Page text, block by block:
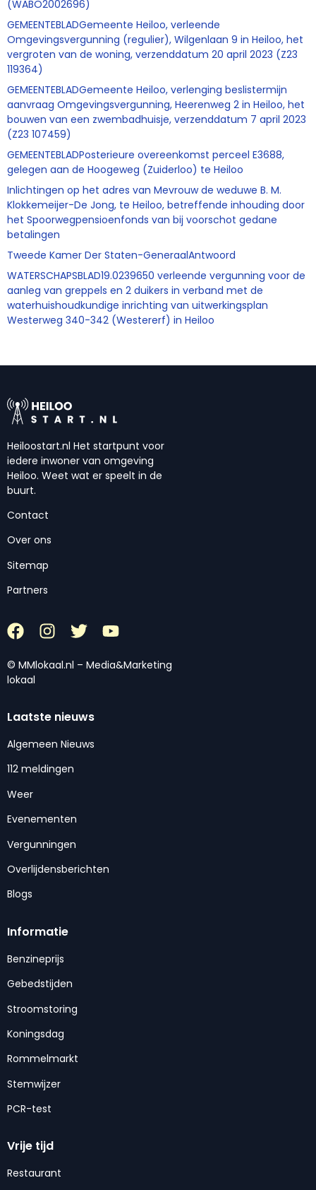
(WABO2002696)
GEMEENTEBLADGemeente Heiloo, verleende
Omgevingsvergunning (regulier), Wilgenlaan 9 in Heiloo, het
vergroten van de woning, verzenddatum 20 april 2023 (Z23
119364)
GEMEENTEBLADGemeente Heiloo, verlenging beslistermijn
aanvraag Omgevingsvergunning, Heerenweg 2 in Heiloo, het
bouwen van een zwembadhuisje, verzenddatum 7 april 2023
(Z23 107459)
GEMEENTEBLADPosterieure overeenkomst perceel E3688,
gelegen aan de Hoogeweg (Zuiderloo) te Heiloo
Inlichtingen op het adres van Mevrouw de weduwe B. M.
Klokkemeijer-De Jong, te Heiloo, betreffende inhouding door
het Spoorwegpensioenfonds van bij voorschot gedane
betalingen
Tweede Kamer Der Staten-GeneraalAntwoord
WATERSCHAPSBLAD19.0239650 verleende vergunning voor de
aanleg van greppels en 2 duikers in verband met de
waterhuishoudkundige inrichting van uitwerkingsplan
Westerweg 340-342 (Westererf) in Heiloo
Heiloostart.nl Het startpunt voor
iedere inwoner van omgeving
Heiloo. Weet wat er speelt in de
buurt.
Contact
Over ons
Sitemap
Partners
© MMlokaal.nl – Media&Marketing
lokaal
Laatste nieuws
Algemeen Nieuws
112 meldingen
Weer
Evenementen
Vergunningen
Overlijdensberichten
Blogs
Informatie
Benzineprijs
Gebedstijden
Stroomstoring
Koningsdag
Rommelmarkt
Stemwijzer
PCR-test
Vrije tijd
Restaurant